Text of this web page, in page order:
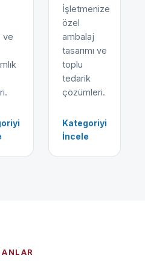
ve
İşletmenize
özel
ambalaj
tasarımı ve
toplu
tedarik
çözümleri.
Kategoriyi
İncele